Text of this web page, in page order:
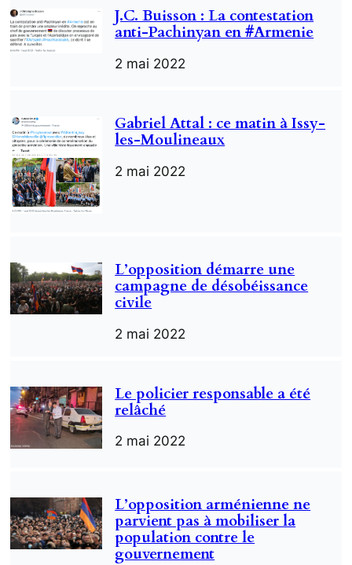
J.C. Buisson : La contestation
anti-Pachinyan en #Armenie
2 mai 2022
Gabriel Attal : ce matin à Issy-
les-Moulineaux
2 mai 2022
L’opposition démarre une
campagne de désobéissance
civile
2 mai 2022
Le policier responsable a été
relâché
2 mai 2022
L’opposition arménienne ne
parvient pas à mobiliser la
population contre le
gouvernement